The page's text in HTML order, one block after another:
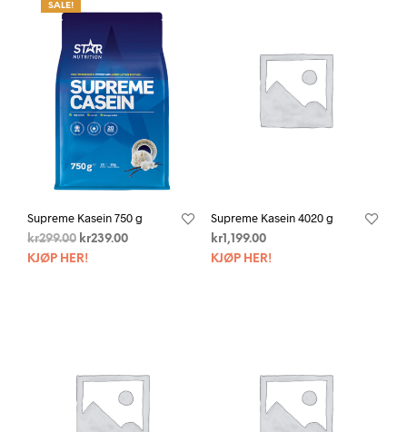
SALE!
Supreme Kasein 750 g
kr299.00 kr239.00
KJØP HER!
Supreme Kasein 4020 g
kr1,199.00
KJØP HER!